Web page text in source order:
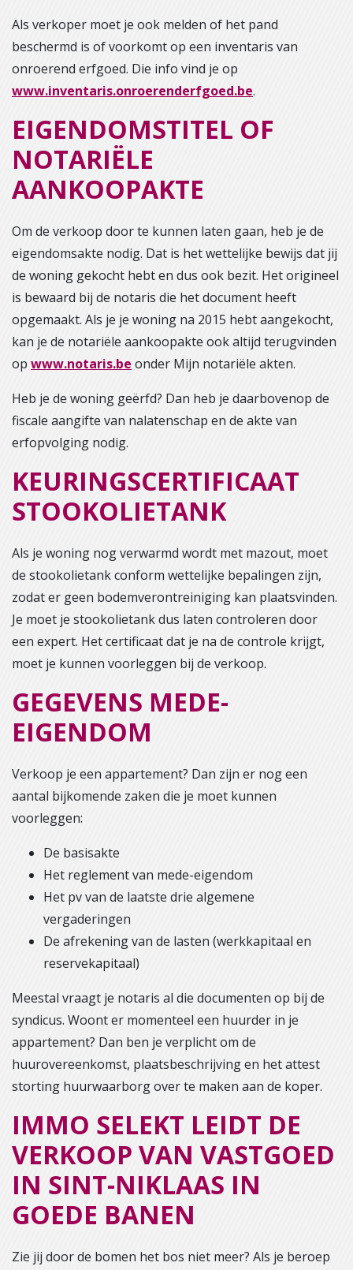
Als verkoper moet je ook melden of het pand
beschermd is of voorkomt op een inventaris van
onroerend erfgoed. Die info vind je op
www.inventaris.onroerenderfgoed.be.
EIGENDOMSTITEL OF
NOTARIËLE
AANKOOPAKTE
Om de verkoop door te kunnen laten gaan, heb je de
eigendomsakte nodig. Dat is het wettelijke bewijs dat jij
de woning gekocht hebt en dus ook bezit. Het origineel
is bewaard bij de notaris die het document heeft
opgemaakt. Als je je woning na 2015 hebt aangekocht,
kan je de notariële aankoopakte ook altijd terugvinden
op www.notaris.be onder Mijn notariële akten.
Heb je de woning geërfd? Dan heb je daarbovenop de
fiscale aangifte van nalatenschap en de akte van
erfopvolging nodig.
KEURINGSCERTIFICAAT
STOOKOLIETANK
Als je woning nog verwarmd wordt met mazout, moet
de stookolietank conform wettelijke bepalingen zijn,
zodat er geen bodemverontreiniging kan plaatsvinden.
Je moet je stookolietank dus laten controleren door
een expert. Het certificaat dat je na de controle krijgt,
moet je kunnen voorleggen bij de verkoop.
GEGEVENS MEDE-
EIGENDOM
Verkoop je een appartement? Dan zijn er nog een
aantal bijkomende zaken die je moet kunnen
voorleggen:
De basisakte
Het reglement van mede-eigendom
Het pv van de laatste drie algemene
vergaderingen
De afrekening van de lasten (werkkapitaal en
reservekapitaal)
Meestal vraagt je notaris al die documenten op bij de
syndicus. Woont er momenteel een huurder in je
appartement? Dan ben je verplicht om de
huurovereenkomst, plaatsbeschrijving en het attest
storting huurwaarborg over te maken aan de koper.
IMMO SELEKT LEIDT DE
VERKOOP VAN VASTGOED
IN SINT-NIKLAAS IN
GOEDE BANEN
Zie jij door de bomen het bos niet meer? Als je beroep